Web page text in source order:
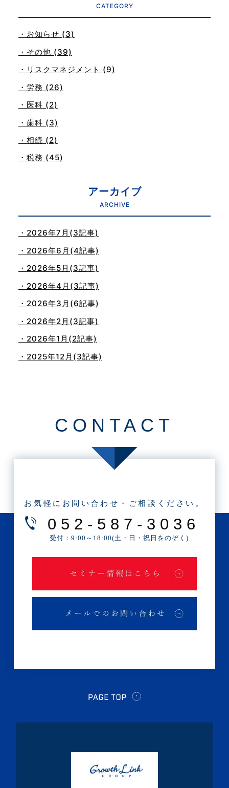
CATEGORY
・お知らせ (3)
・その他 (39)
・リスクマネジメント (9)
・労務 (26)
・医科 (2)
・歯科 (3)
・相続 (2)
・税務 (45)
アーカイブ
ARCHIVE
・2026年7月(3記事)
・2026年6月(4記事)
・2026年5月(3記事)
・2026年4月(3記事)
・2026年3月(6記事)
・2026年2月(3記事)
・2026年1月(2記事)
・2025年12月(3記事)
・2025年8月(2記事)
・2025年4月(1記事)
・2025年2月(3記事)
・2025年1月(1記事)
CONTACT
お気軽にお問い合わせ・ご相談ください。
052-587-3036
受付：9:00～18:00(土・日・祝日をのぞく)